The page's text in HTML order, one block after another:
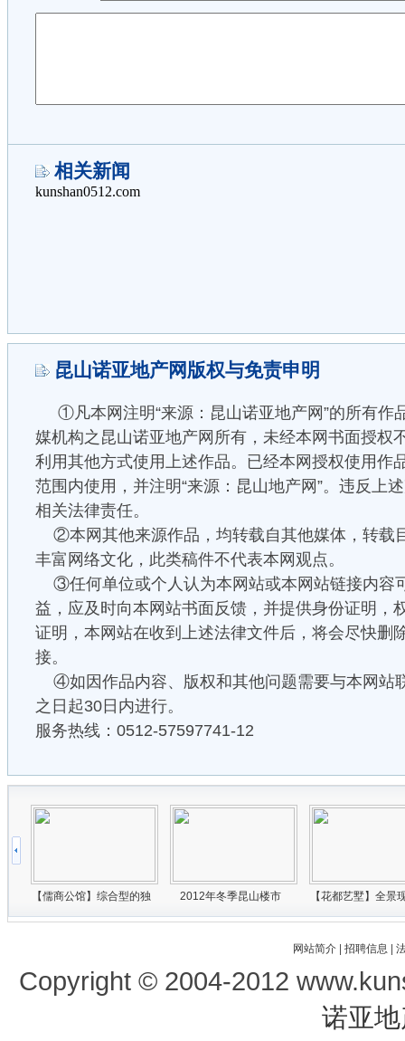
相关新闻
昆山诺亚地产网版权与免责申明
①凡本网注明“来源：昆山诺亚地产网”的所有作
媒机构之昆山诺亚地产网所有，未经本网书面授权
利用其他方式使用上述作品。已经本网授权使用作
范围内使用，并注明“来源：昆山地产网”。违反上
相关法律责任。
②本网其他来源作品，均转载自其他媒体，转载
丰富网络文化，此类稿件不代表本网观点。
③任何单位或个人认为本网站或本网站链接内容
益，应及时向本网站书面反馈，并提供身份证明，
证明，本网站在收到上述法律文件后，将会尽快删
接。
④如因作品内容、版权和其他问题需要与本网站
之日起30日内进行。
服务热线：0512-57597741-12
网站简介| 招聘信息
Copyright © 2004-2012
诺亚